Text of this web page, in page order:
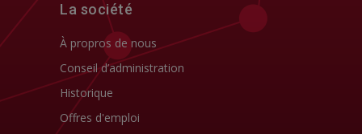
La société
À propros de nous
Conseil d’administration
Historique
Offres d'emploi